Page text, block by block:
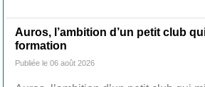
Auros, l’ambition d’un petit club
formation
Publiée le 06 août 2026